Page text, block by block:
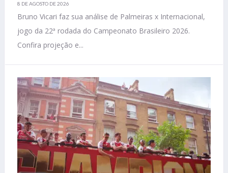
8 DE AGOSTO DE 2026
Bruno Vicari faz sua análise de Palmeiras x Internacional,
jogo da 22ª rodada do Campeonato Brasileiro 2026.
Confira projeção e...